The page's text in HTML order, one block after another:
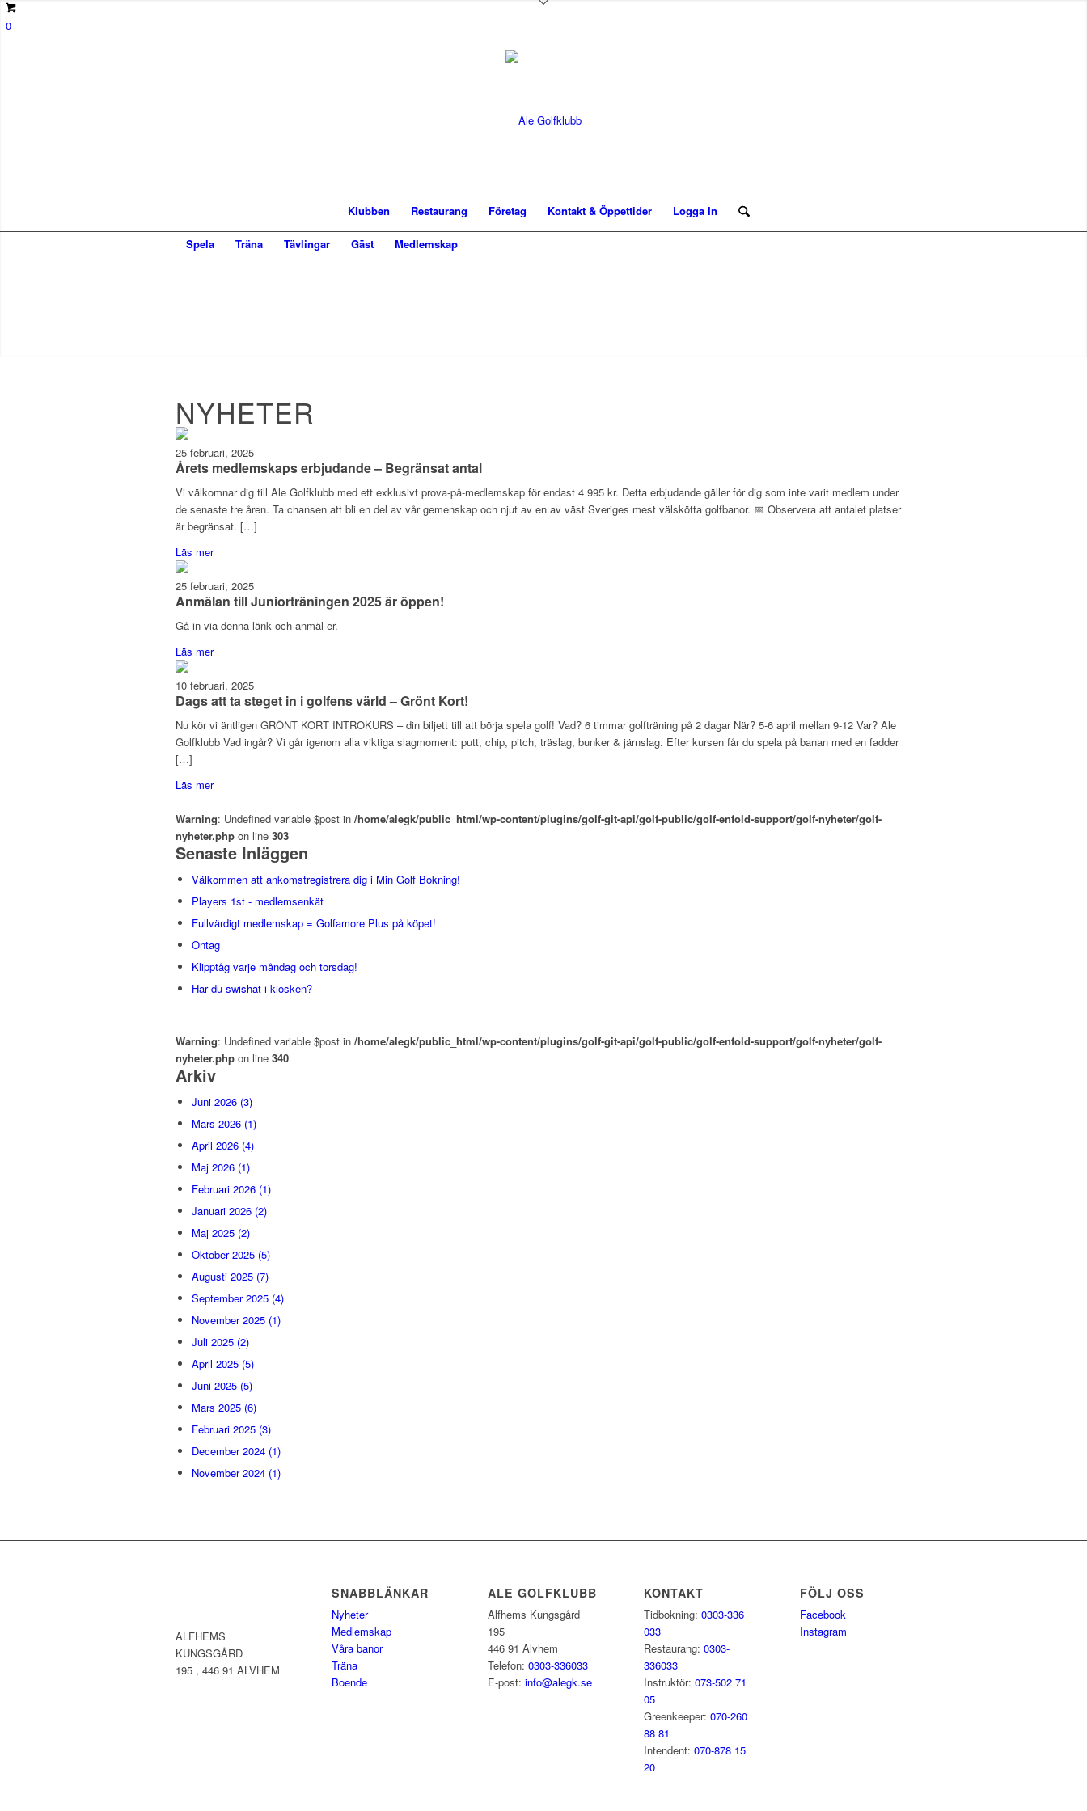
0
Klubben Restaurang Företag Kontakt & Öppettider Logga In
Spela Träna Tävlingar Gäst Medlemskap
NYHETER
25 februari, 2025
Årets medlemskaps erbjudande – Begränsat antal
Vi välkomnar dig till Ale Golfklubb med ett exklusivt prova-på-medlemskap för endast 4 995 kr. Detta erbjudande gäller för dig som inte varit medlem under
de senaste tre åren. Ta chansen att bli en del av vår gemenskap och njut av en av väst Sveriges mest välskötta golfbanor. 📅 Observera att antalet platser
är begränsat. […]
Läs mer
25 februari, 2025
Anmälan till Juniorträningen 2025 är öppen!
Gå in via denna länk och anmäl er.
Läs mer
10 februari, 2025
Dags att ta steget in i golfens värld – Grönt Kort!
Nu kör vi äntligen GRÖNT KORT INTROKURS – din biljett till att börja spela golf! Vad? 6 timmar golfträning på 2 dagar När? 5-6 april mellan 9-12 Var? Ale
Golfklubb Vad ingår? Vi går igenom alla viktiga slagmoment: putt, chip, pitch, träslag, bunker & järnslag. Efter kursen får du spela på banan med en fadder
[…]
Läs mer
Warning: Undefined variable $post in /home/alegk/public_html/wp-content/plugins/golf-git-api/golf-public/golf-enfold-support/golf-nyheter/golf-
nyheter.php on line 303
Senaste Inläggen
Välkommen att ankomstregistrera dig i Min Golf Bokning!
Players 1st - medlemsenkät
Fullvärdigt medlemskap = Golfamore Plus på köpet!
Ontag
Klipptåg varje måndag och torsdag!
Har du swishat i kiosken?
Warning: Undefined variable $post in /home/alegk/public_html/wp-content/plugins/golf-git-api/golf-public/golf-enfold-support/golf-nyheter/golf-
nyheter.php on line 340
Arkiv
Juni 2026 (3)
Mars 2026 (1)
April 2026 (4)
Maj 2026 (1)
Februari 2026 (1)
Januari 2026 (2)
Maj 2025 (2)
Oktober 2025 (5)
Augusti 2025 (7)
September 2025 (4)
November 2025 (1)
Juli 2025 (2)
April 2025 (5)
Juni 2025 (5)
Mars 2025 (6)
Februari 2025 (3)
December 2024 (1)
November 2024 (1)
ALFHEMS
KUNGSGÅRD
195 , 446 91 ALVHEM
SNABBLÄNKAR
Nyheter
Medlemskap
Våra banor
Träna
Boende
ALE GOLFKLUBB
Alfhems Kungsgård
195
446 91 Alvhem
Telefon: 0303-336033
E-post: info@alegk.se
KONTAKT
Tidbokning: 0303-336
033
Restaurang: 0303-
336033
Instruktör: 073-502 71
05
Greenkeeper: 070-260
88 81
Intendent: 070-878 15
20
FÖLJ OSS
Facebook
Instagram